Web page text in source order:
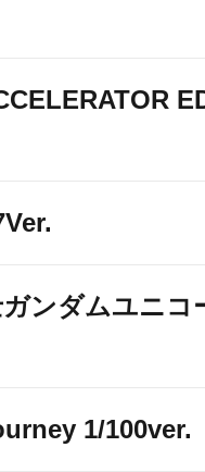
ンダムユニコ
1/100ver.